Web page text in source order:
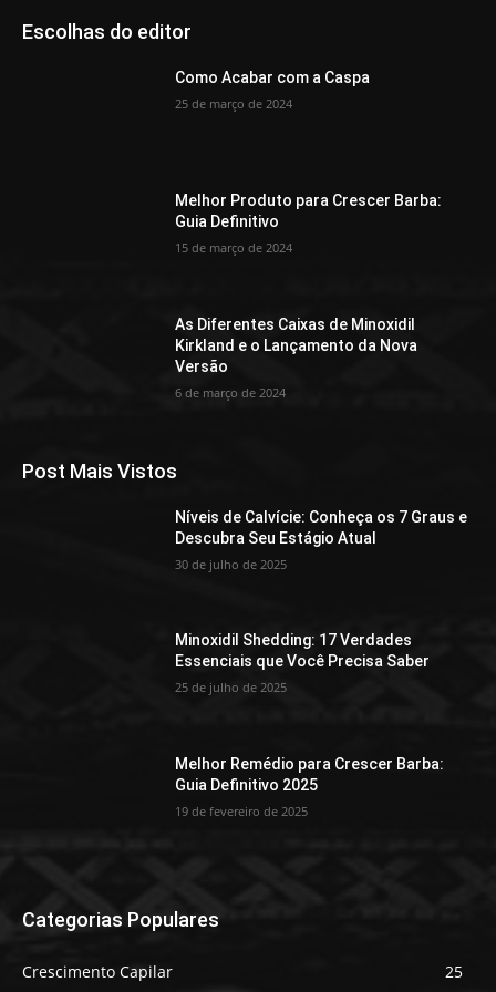
Escolhas do editor
Como Acabar com a Caspa
25 de março de 2024
Melhor Produto para Crescer Barba:
Guia Definitivo
15 de março de 2024
As Diferentes Caixas de Minoxidil
Kirkland e o Lançamento da Nova
Versão
6 de março de 2024
Post Mais Vistos
Níveis de Calvície: Conheça os 7 Graus e
Descubra Seu Estágio Atual
30 de julho de 2025
Minoxidil Shedding: 17 Verdades
Essenciais que Você Precisa Saber
25 de julho de 2025
Melhor Remédio para Crescer Barba:
Guia Definitivo 2025
19 de fevereiro de 2025
Categorias Populares
Crescimento Capilar
25